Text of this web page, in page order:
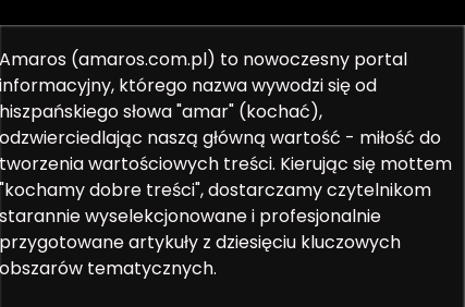
Amaros (amaros.com.pl) to nowoczesny portal
informacyjny, którego nazwa wywodzi się od
hiszpańskiego słowa "amar" (kochać),
odzwierciedlając naszą główną wartość - miłość do
tworzenia wartościowych treści. Kierując się mottem
"kochamy dobre treści", dostarczamy czytelnikom
starannie wyselekcjonowane i profesjonalnie
przygotowane artykuły z dziesięciu kluczowych
obszarów tematycznych.